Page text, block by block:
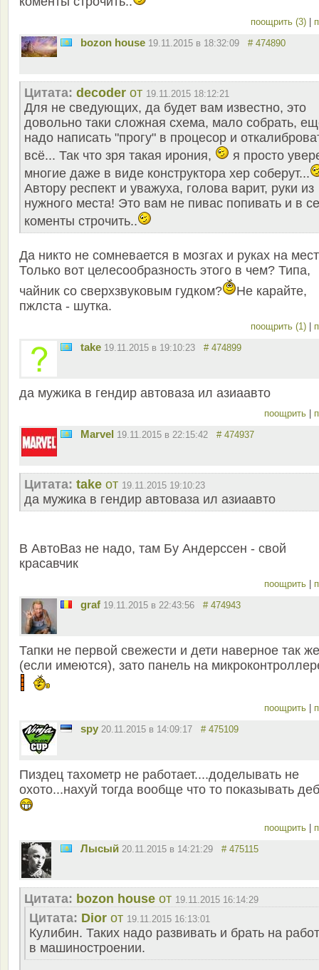
поощрить (3) |
bozon house 19.11.2015 в 18:32:09 # 474890
Цитата: decoder от 19.11.2015 18:12:21
Для не сведующих, да будет вам известно, это
довольно таки сложная схема, мало собрать,
надо написать "прогу" в процесор и
всё... Так что зря такая ирония,
я просто
многие даже в виде конструктора хер соберут...
Автору респект и уважуха, голова варит, руки из
нужного места! Это вам не пивас попивать и в
коменты строчить..
Да никто не сомневается в мозгах и руках на
Только вот целесообразность этого в чем? Типа,
чайник со сверхзвуковым гудком?
Не карайте,
пжлста - шутка.
поощрить (1) |
take 19.11.2015 в 19:10:23 # 474899
да мужика в гендир автоваза ил азиаавто
поощрить |
Marvel 19.11.2015 в 22:15:42 # 474937
Цитата: take от 19.11.2015 19:10:23
да мужика в гендир автоваза ил азиаавто
В АвтоВаз не надо, там Бу Андерссен - свой
красавчик
поощрить |
graf 19.11.2015 в 22:43:56 # 474943
Тапки не первой свежести и дети наверное так же
(если имеются), зато панель на
поощрить |
spy 20.11.2015 в 14:09:17 # 475109
Пиздец тахометр не работает....доделывать не
охото...нахуй тогда вообще что то показывать
поощрить |
Лысый 20.11.2015 в 14:21:29 # 475115
Цитата: bozon house от 19.11.2015 16:14:29
Цитата: Dior от 19.11.2015 16:13:01
Кулибин. Таких надо развивать и брать на
в машиностроении.